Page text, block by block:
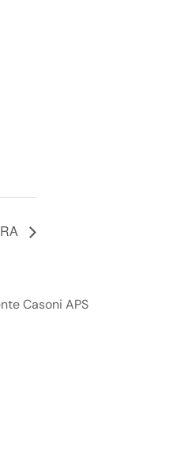
Casoni APS